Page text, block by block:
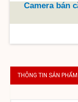
Camera bán
THÔNG TIN SẢN PHẨM